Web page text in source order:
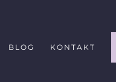
BLOG KONTAKT